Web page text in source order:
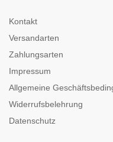
Kontakt
Versandarten
Zahlungsarten
Impressum
Allgemeine
Widerrufsbelehrung
Datenschutz